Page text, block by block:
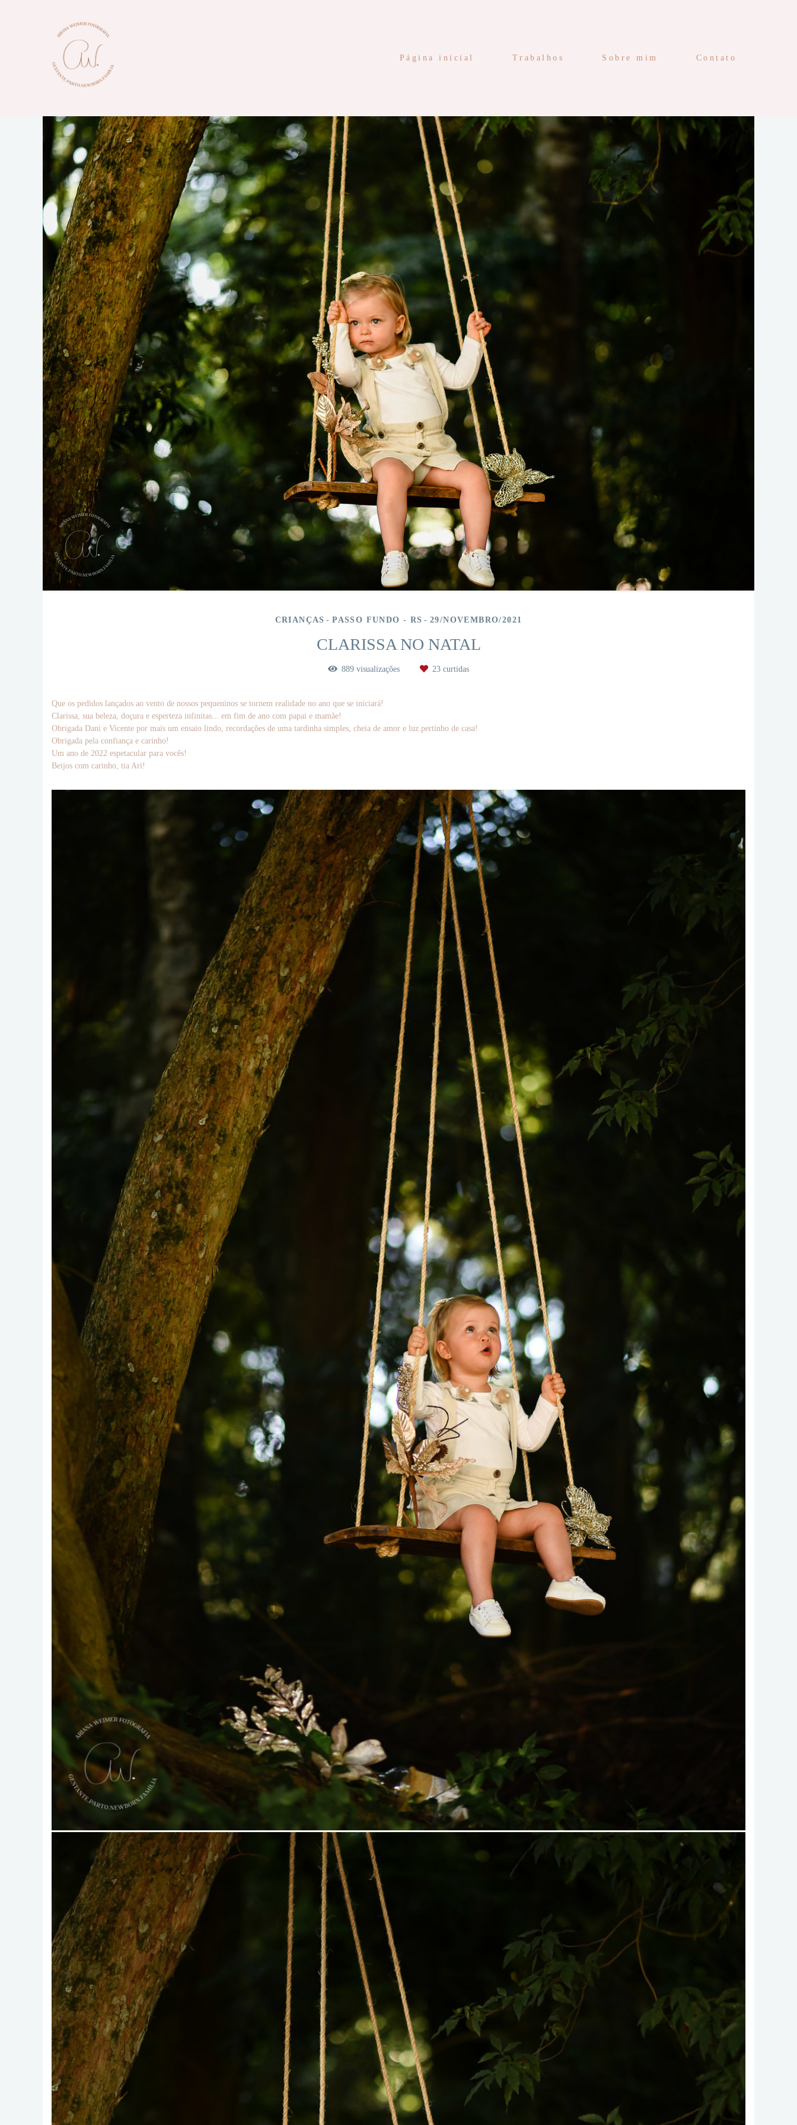
Página inicial Trabalhos Sobre mim Contato
CRIANÇAS PASSO FUNDO - RS 29/NOVEMBRO/2021
CLARISSA NO NATAL
889 visualizações 23 curtidas
Que os pedidos lançados ao vento de nossos pequeninos se tornem realidade no ano que se iniciará!
Clarissa, sua beleza, doçura e esperteza infinitas... em fim de ano com papai e mamãe!
Obrigada Dani e Vicente por mais um ensaio lindo, recordações de uma tardinha simples, cheia de amor e luz pertinho de casa!
Obrigada pela confiança e carinho!
Um ano de 2022 espetacular para vocês!
Beijos com carinho, tia Ari!